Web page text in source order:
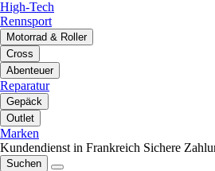
High-Tech
Rennsport
Motorrad & Roller
Cross
Abenteuer
Reparatur
Gepäck
Outlet
Marken
Kundendienst in Frankreich Sichere
Suchen